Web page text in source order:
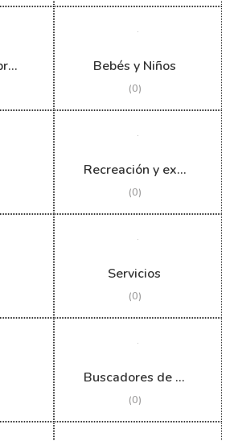
Educación y aprendizaje Bebés y Niños
(0)
Recreación y exteriores
(0)
Servicios
(0)
Buscadores de empleo
(0)